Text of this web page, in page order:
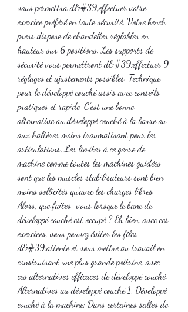
vous permettra d&#39;effectuer votre
exercice préféré en toute sécurité. Votre bench
press dispose de chandelles réglables en
hauteur sur 6 positions. Les supports de
sécurité vous permettront d&#39;effectuer 9
réglages et ajustements possibles. Technique
pour le développé couché assis avec conseils
pratiques et rapide. C’est une bonne
alternative au développé couché à la barre ou
aux haltères moins traumatisant pour les
articulations. Les limites à ce genre de
machine comme toutes les machines guidées
sont que les muscles stabilisateurs sont bien
moins sollicités qu’avec les charges libres.
Alors, que faites-vous lorsque le banc de
développé couché est occupé ? Eh bien, avec ces
exercices, vous pouvez éviter les files
d&#39;attente et vous mettre au travail en
construisant une plus grande poitrine, avec
ces alternatives efficaces de développé couché.
Alternatives au développé couché 1. Développé
couché à la machine; Dans certaines salles de